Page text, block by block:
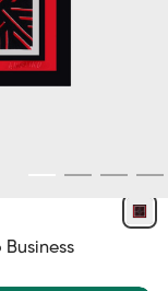
Business